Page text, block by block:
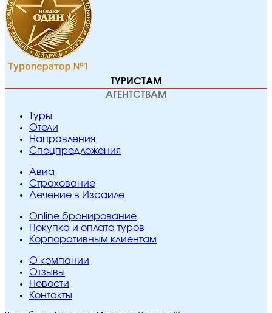
ТУРИСТАМ
АГЕНТСТВАМ
Туры
Отели
Направления
Спецпредложения
Авиа
Страхование
Лечение в Израиле
Online бронирование
Покупка и оплата туров
Корпоративным клиентам
O компании
Отзывы
Новости
Контакты